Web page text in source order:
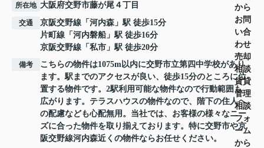
から
お問
い合
わせ
売却
相談
賃貸
管理
相談
フォ
ーム
から
所在地 大阪府交野市藤が尾 ４丁目
交通 京阪交野線 「 河内森 」駅 徒歩15分
片町線 「 河内磐船」駅 徒歩16分
京阪交野線 「 私市 」駅 徒歩20分
備考
こちらの物件は1075m以内に交野市立第四中学校があり
ます。駅までのアクセスが良い、徒歩15分のところに位
置する物件です。2駅利用可能な物件なので行動範囲も
広がります。テラスハウスの物件なので、階下の住人へ
の配慮なども心配無用。当社では、お客様の様々なニー
ズに合った物件を取り揃えております。特に交野市や京
阪交野線河内森近くの物件ならお任せください。